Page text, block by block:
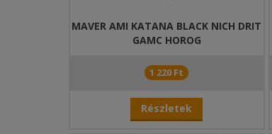
MAVER AMI KATANA BLACK NICH DRIT
GAMC HOROG
1 220 Ft
Részletek